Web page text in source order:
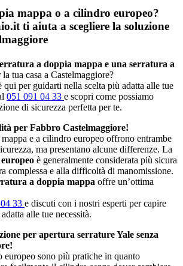
mappa o a cilindro europeo?
ti aiuta a scegliere la soluzione
a doppia mappa e una serratura a
la tua casa a Castelmaggiore?
per guidarti nella scelta più adatta alle tue
051 091 04 33 e scopri come possiamo
di sicurezza perfetta per te.
per Fabbro Castelmaggiore!
e a cilindro europeo offrono entrambe
ma presentano alcune differenze. La
è generalmente considerata più sicura
complessa e alla difficoltà di manomissione.
a doppia mappa offre un’ottima
33 e discuti con i nostri esperti per capire
alle tue necessità.
per apertura serrature Yale senza
europeo sono più pratiche in quanto